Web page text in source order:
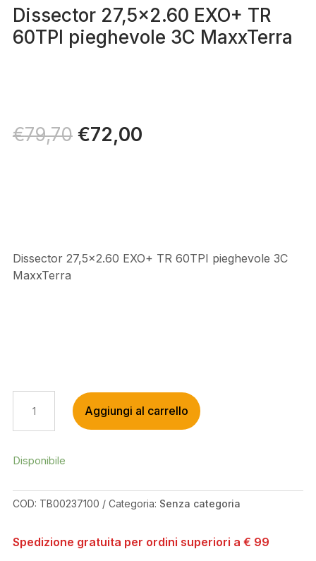
Dissector 27,5×2.60 EXO+ TR
60TPI pieghevole 3C MaxxTerra
€79,70 Il
prezzo
€72,00Il
Dissector 27,5×2.60 EXO+ TR 60TPI pieghevole 3C
MaxxTerra
27,5X2.60
EXO+
60TPI
3C
MAXXTERRA
Aggiungi al carrello
Disponibile
COD: TB00237100 Categoria: Senza categoria
Spedizione gratuita per ordini superiori a € 99